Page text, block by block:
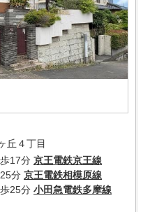
丘４丁目
17分 京王電鉄京王線
分 京王電鉄相模原線
25分 小田急電鉄多摩線